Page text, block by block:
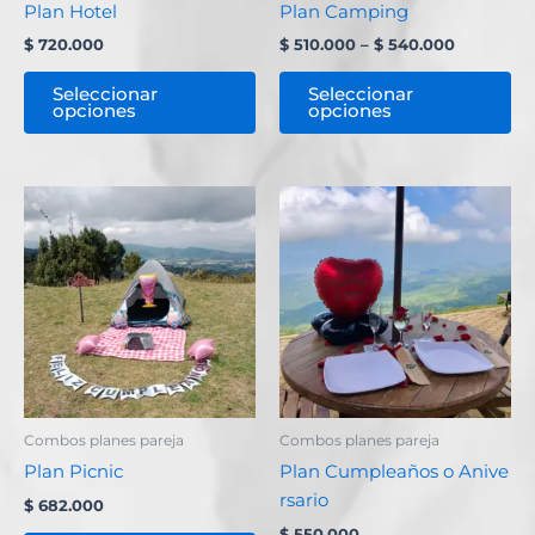
Plan Hotel
$ 720.000
Seleccionar
opciones
página
producto
Plan Camping
$ 510.000 – $ 540.000
Seleccionar
opciones
Combos planes pareja
Plan Picnic
$ 682.000
Este
producto
tiene
múltiples
variantes.
Las
opciones
se
Combos planes pareja
Plan Cumpleaños o Anive
rsario
se